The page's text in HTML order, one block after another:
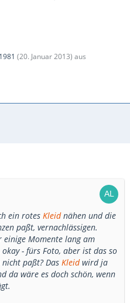
(20. Januar 2013) aus
ein rotes Kleidnähen und die
paßt, vernachlässigen.
einige Momente lang am
- fürs Foto, aber ist das so
paßt? Das Kleidwird ja
da wäre es doch schön, wenn